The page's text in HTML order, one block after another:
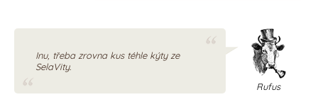
Inu, třeba zrovna kus téhle kýty ze
SelaVity.
Rufus